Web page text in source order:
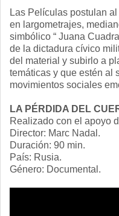
Las Películas postulan
en largometrajes,
simbólico “ Juana
de la dictadura cívico
del material y subirlo a
temáticas y que estén al
movimientos sociales
LA PÉRDIDA DEL
Realizado con el apoyo
Director: Marc Nadal.
Duración: 90 min.
País: Rusia.
Género: Documental.